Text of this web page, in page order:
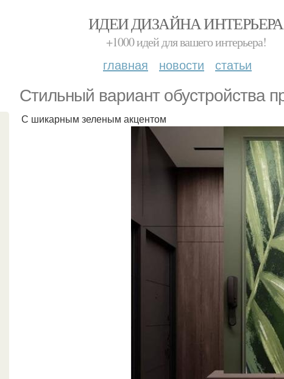
ИДЕИ ДИЗАЙНА ИНТЕРЬЕРА
+1000 идей для вашего интерьера!
главная новости статьи
Стильный вариант обустройства
С шикарным зеленым акцентом